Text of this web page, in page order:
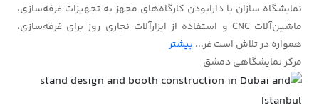
نمایشگاه سازان با دارابودن کارگاه‌های مجهز به تجهیزات غرفه‌سازی،
ماشین‌آلات CNC و استفاده از ابزارآلات نجاری روز برای غرفه‌سازی،
همواره در تلاش است غر... بیشتر
مرکز نمایشگاهی دمشق